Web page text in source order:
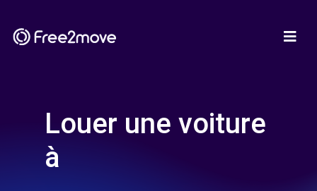
Louer une voiture
à